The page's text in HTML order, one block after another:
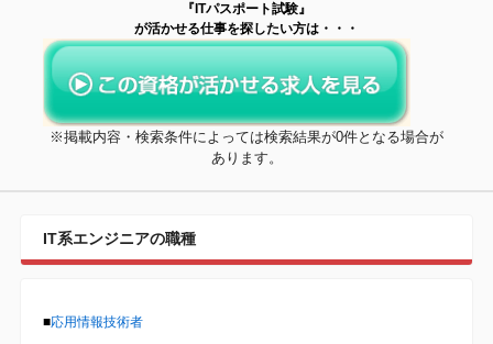
『ITパスポート試験』
が活かせる仕事を探したい方は・・・
※掲載内容・検索条件によっては検索結果が0件となる場合が
あります。
IT系エンジニアの職種
■応用情報技術者